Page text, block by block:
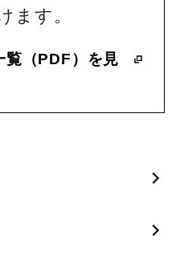
ます。
覧（PDF）を見